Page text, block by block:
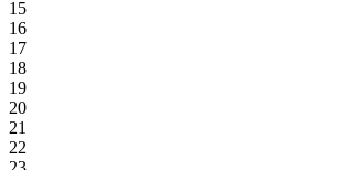
15
16
17
18
19
20
21
22